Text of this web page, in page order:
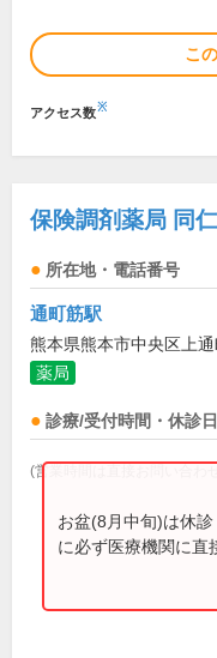
こ
アクセス数※
保険調剤薬局 同
所在地・電話番号
通町筋駅
熊本県熊本市中央区上
薬局
診療/受付時間・休診日
(営業時間は直接お問い合わ
お盆(8月中旬)は休
に必ず医療機関に直